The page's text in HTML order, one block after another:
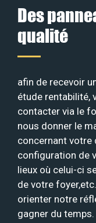
Des
qualité
afin de recevoir
étude rentabilité,
contacter via le
nous donner le
concernant votre
configuration de
lieux où celui-ci
de votre
orienter notre
gagner du temps.